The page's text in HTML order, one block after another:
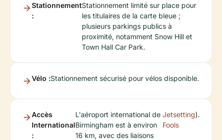
Stationnement
:
Stationnement limité sur place pour
les titulaires de la carte bleue ;
plusieurs parkings publics à
proximité, notamment Snow Hill et
Town Hall Car Park.
Vélo :Stationnement sécurisé pour vélos disponible.
Accès
International
:
L'aéroport international de
Birmingham est à environ
16 km, avec des liaisons
Jetsetting
Fools
).